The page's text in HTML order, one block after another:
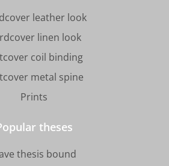
leather look
linen look
coil binding
metal spine
Prints
theses
thesis bound